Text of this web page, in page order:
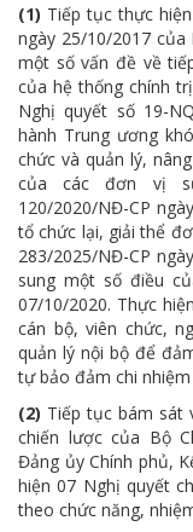
(1) Tiếp tục thực
ngày 25/10/2017 của
một số vấn đề về
của hệ thống chính
Nghị quyết số 19-
hành Trung ương
chức và quản lý,
của các đơn vị
120/2020/NĐ-CP
tổ chức lại, giải thể
283/2025/NĐ-CP
sung một số điều
07/10/2020. Thực
cán bộ, viên chức,
quản lý nội bộ để
tự bảo đảm chi
(2) Tiếp tục bám sát
chiến lược của Bộ
Đảng ủy Chính phủ,
hiện 07 Nghị quyết
theo chức năng,